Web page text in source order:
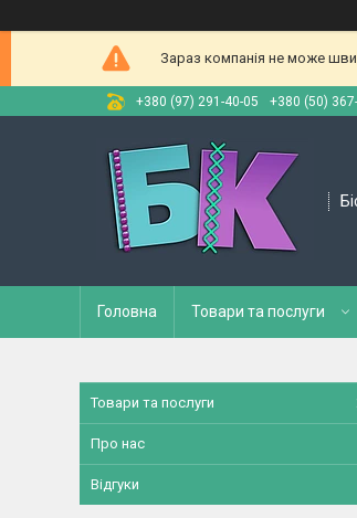
Зараз компанія не може
+380 (97) 291-40-05 +380 (50)
Головна Товари та послуги
Товари та послуги
Про нас
Відгуки